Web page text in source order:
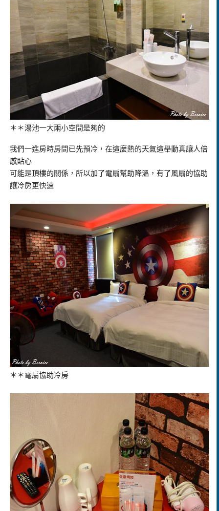
＊＊湯池一大兩小空間是夠的
我們一進房時房間已先預冷，在這麼熱的天氣這舉動真讓人倍
感貼心
可能是頂樓的關係，所以加了電扇幫助降溫，有了風扇的協助
讓冷房更快速
＊＊電扇協助冷房